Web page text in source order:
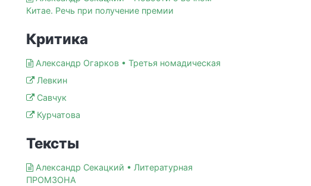
Китае. Речь при получение премии
Критика
Александр Огарков • Третья номадическая
Левкин
Савчук
Курчатова
Тексты
Александр Секацкий • Литературная
ПРОМЗОНА